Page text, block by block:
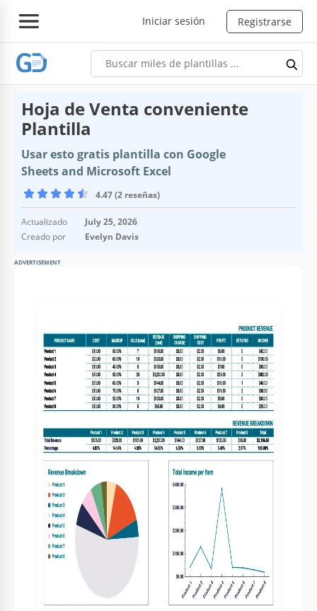
Iniciar sesión Registrarse
Hoja de Venta conveniente
Plantilla
Usar esto gratis plantilla con Google
Sheets and Microsoft Excel
4.47 (2 reseñas)
Actualizado
July 25, 2026
Creado por
Evelyn Davis
ADVERTISEMENT